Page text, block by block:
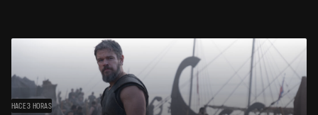
HACE 3 HORAS